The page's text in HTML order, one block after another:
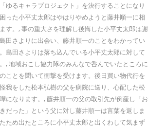
ゆるキャラプロジェクト」を決行することになり
った小平丈太郎はやはりやめようと藤井順一に相
す。, 事の重大さを理解し後悔した小平丈太郎は謝
田さよりに出会い、藤井順一のことをわかってい
島田さよりは落ち込んでいる小平丈太郎に対して
, 地域おこし協力隊のみんなで呑んでいたところに
ことを聞いて衝撃を受けます。後日買い物代行を
我をした松本弘樹の父を病院に送り、心配した松
になります。, 藤井順一の父の取引先が倒産し「お
だった」という父に対し藤井順一は言葉を返しま
ため出たところに小平丈太郎と出くわして気まず